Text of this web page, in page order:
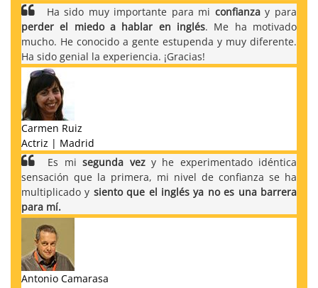
Ha sido muy importante para mi confianzay para
perder el miedo a hablar en inglés. Me ha motivado
mucho. He conocido a gente estupenda y muy diferente.
Ha sido genial la experiencia. ¡Gracias!
Carmen Ruiz
Actriz | Madrid
Es misegunda vezy he experimentado idéntica
sensación que la primera, mi nivel de confianza se ha
multiplicado y siento que el inglés ya no es una barrera
para mí.
Antonio Camarasa